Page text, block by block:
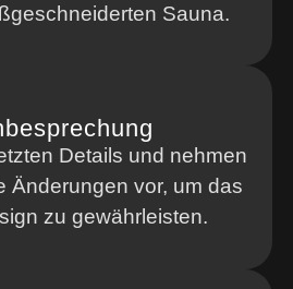
Sauna.
Details und nehmen
Änderungen vor, um das
zu gewährleisten.